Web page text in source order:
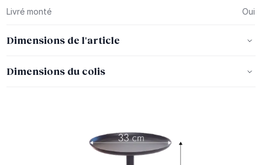
Livré monté Oui
Dimensions de l'article
Dimensions du colis